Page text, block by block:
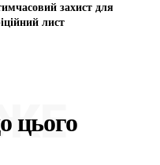
захист для
лист
цього